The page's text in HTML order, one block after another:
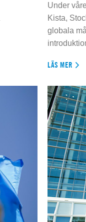
Under
Kista,
globala
LÄS MER